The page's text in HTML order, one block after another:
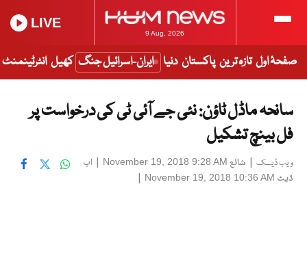
9 Aug, 2026
LIVE
صفحۂ اول تازہ ترین پاکستان دنیا ایران-اسرائیل جنگ کھیل انٹرٹینمنٹ
سانحہ ماڈل ٹاؤن: نئی جے آئی ٹی کی درخواست پر
فل بینچ تشکیل
ویب ڈیسک | شائع November 19, 2018 9:28 AM
| اپ
ڈیٹ November 19, 2018 10:36 AM
|